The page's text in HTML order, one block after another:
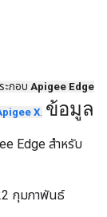
ะกอบ Apigee Edge
X. ข้อมูล
Edge สำหรับ
กุมภาพันธ์